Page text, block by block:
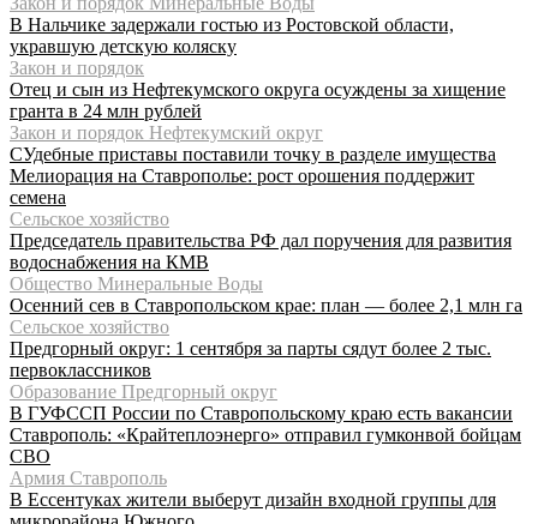
В Нальчике задержали гостью из Ростовской области,
укравшую детскую коляску
Закон и порядок
Отец и сын из Нефтекумского округа осуждены за хищение
гранта в 24 млн рублей
Закон и порядок Нефтекумский округ
СУдебные приставы поставили точку в разделе имущества
Мелиорация на Ставрополье: рост орошения поддержит
семена
Сельское хозяйство
Председатель правительства РФ дал поручения для развития
водоснабжения на КМВ
Общество Минеральные Воды
Осенний сев в Ставропольском крае: план — более 2,1 млн га
Сельское хозяйство
Предгорный округ: 1 сентября за парты сядут более 2 тыс.
первоклассников
Образование Предгорный округ
В ГУФССП России по Ставропольскому краю есть вакансии
Ставрополь: «Крайтеплоэнерго» отправил гумконвой бойцам
СВО
Армия Ставрополь
В Ессентуках жители выберут дизайн входной группы для